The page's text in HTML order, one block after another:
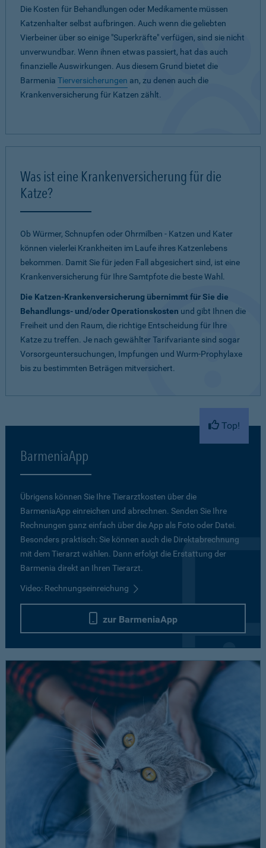
Die Kosten für Behandlungen oder Medikamente müssen
Katzenhalter selbst aufbringen. Auch wenn die geliebten
Vierbeiner über so einige "Superkräfte" verfügen, sind sie nicht
unverwundbar. Wenn ihnen etwas passiert, hat das auch
finanzielle Auswirkungen. Aus diesem Grund bietet die
Barmenia Tierversicherungen an, zu denen auch die
Krankenversicherung für Katzen zählt.
Was ist eine Krankenversicherung für die
Katze?
Ob Würmer, Schnupfen oder Ohrmilben - Katzen und Kater
können vielerlei Krankheiten im Laufe ihres Katzenlebens
bekommen. Damit Sie für jeden Fall abgesichert sind, ist eine
Krankenversicherung für Ihre Samtpfote die beste Wahl.
Die Katzen-Krankenversicherung übernimmt für Sie die
Behandlungs- und/oder Operationskosten und gibt Ihnen die
Freiheit und den Raum, die richtige Entscheidung für Ihre
Katze zu treffen. Je nach gewählter Tarifvariante sind sogar
Vorsorgeuntersuchungen, Impfungen und Wurm-Prophylaxe
bis zu bestimmten Beträgen mitversichert.
Top!
BarmeniaApp
Übrigens können Sie Ihre Tierarztkosten über die
BarmeniaApp einreichen und abrechnen. Senden Sie Ihre
Rechnungen ganz einfach über die App als Foto oder Datei.
Besonders praktisch: Sie können auch die Direktabrechnung
mit dem Tierarzt wählen. Dann erfolgt die Erstattung der
Barmenia direkt an Ihren Tierarzt.
Video: Rechnungseinreichung
zur BarmeniaApp